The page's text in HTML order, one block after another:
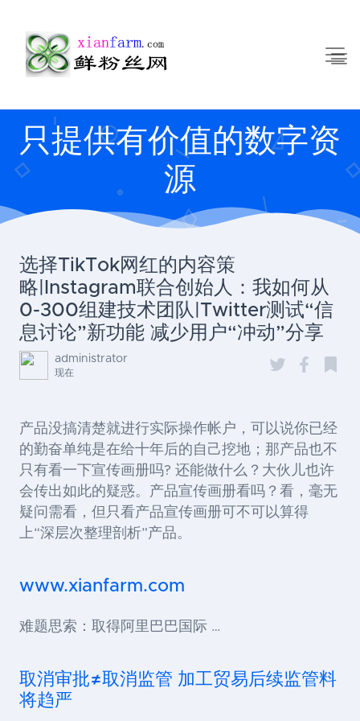
只提供有价值的数字资
源
选择TikTok网红的内容策
略|Instagram联合创始人：我如何从
0-300组建技术团队|Twitter测试“信
息讨论”新功能 减少用户“冲动”分享
administrator
现在
产品没搞清楚就进行实际操作帐户，可以说你已经
的勤奋单纯是在给十年后的自己挖地；那产品也不
只有看一下宣传画册吗? 还能做什么？大伙儿也许
会传出如此的疑惑。产品宣传画册看吗？看，毫无
疑问需看，但只看产品宣传画册可不可以算得
上“深层次整理剖析”产品。
www.xianfarm.com
难题思索：取得阿里巴巴国际 …
取消审批≠取消监管 加工贸易后续监管料
将趋严